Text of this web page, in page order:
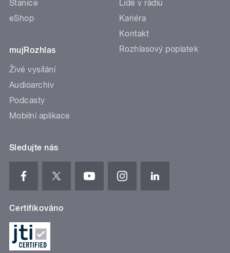
Stanice
eShop
mujRozhlas
Živé vysílání
Audioarchiv
Podcasty
Mobilní aplikace
Lidé v rádiu
Kariéra
Kontakt
Rozhlasový poplatek
Sledujte nás
Certifikováno